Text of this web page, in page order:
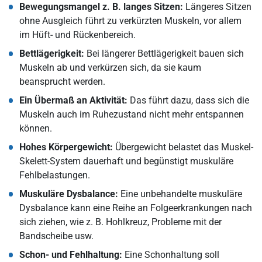
Bewegungsmangel z. B. langes Sitzen: Längeres Sitzen
ohne Ausgleich führt zu verkürzten Muskeln, vor allem
im Hüft- und Rückenbereich.
Bettlägerigkeit: Bei längerer Bettlägerigkeit bauen sich
Muskeln ab und verkürzen sich, da sie kaum
beansprucht werden.
Ein Übermaß an Aktivität: Das führt dazu, dass sich die
Muskeln auch im Ruhezustand nicht mehr entspannen
können.
Hohes Körpergewicht: Übergewicht belastet das Muskel-
Skelett-System dauerhaft und begünstigt muskuläre
Fehlbelastungen.
Muskuläre Dysbalance: Eine unbehandelte muskuläre
Dysbalance kann eine Reihe an Folgeerkrankungen nach
sich ziehen, wie z. B. Hohlkreuz, Probleme mit der
Bandscheibe usw.
Schon- und Fehlhaltung: Eine Schonhaltung soll